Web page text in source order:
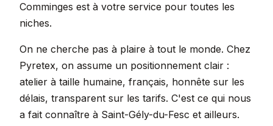
Comminges est à votre service pour toutes les
niches.
On ne cherche pas à plaire à tout le monde. Chez
Pyretex, on assume un positionnement clair :
atelier à taille humaine, français, honnête sur les
délais, transparent sur les tarifs. C'est ce qui nous
a fait connaître à Saint-Gély-du-Fesc et ailleurs.